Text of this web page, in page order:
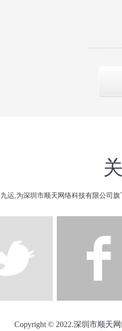
九运,为深圳市顺天网络科技有限公司
Copyright © 2022.深圳市顺天